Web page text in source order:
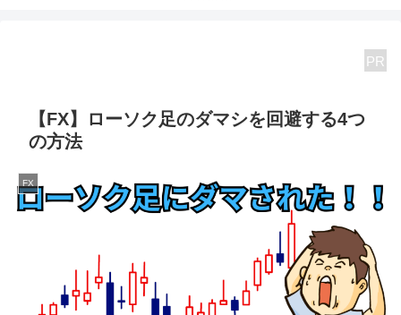
PR
【FX】ローソク足のダマシを回避する4つ
の方法
FX